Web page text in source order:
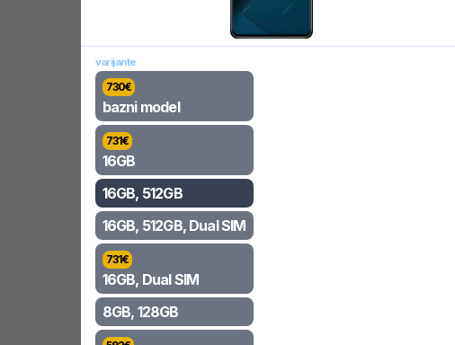
varijante
730€
bazni model
731€
16GB
16GB, 512GB
16GB, 512GB, Dual SIM
731€
16GB, Dual SIM
8GB, 128GB